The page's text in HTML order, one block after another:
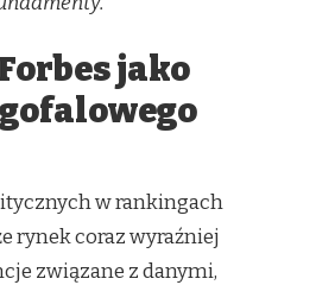
jako
w rankingach
rynek coraz wyraźniej
związane z danymi,